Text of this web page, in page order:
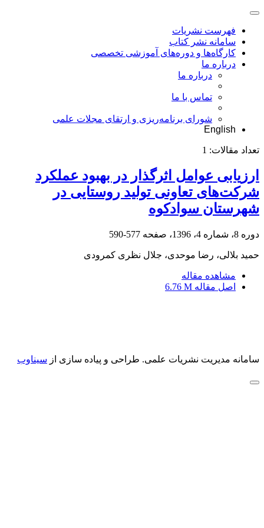
فهرست نشریات
سامانه نشر کتاب
کارگاه‌ها و دوره‌های آموزشی تخصصی
درباره ما
درباره ما
تماس با ما
شورای برنامه‌ریزی و ارتقای مجلات علمی
English
تعداد مقالات: 1
ارزیابی عوامل اثرگذار در بهبود عملکرد
شرکت‌های تعاونی تولید روستایی در
شهرستان سوادکوه
دوره 8، شماره 4، 1396، صفحه 577-590
حمید بلالی، رضا موحدی، جلال نظری کمرودی
مشاهده مقاله
اصل مقاله 6.76 M
سامانه مدیریت نشریات علمی. طراحی و پیاده سازی از سیناوب